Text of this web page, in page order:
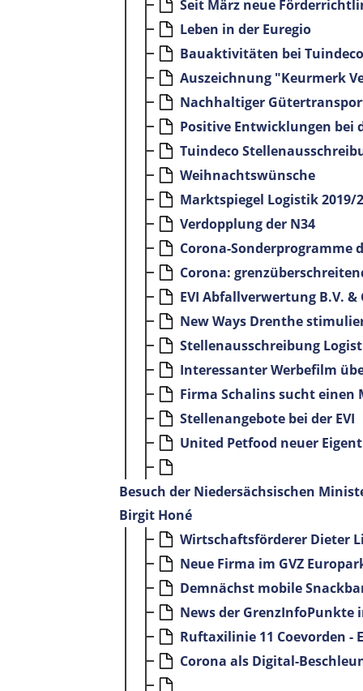
Seit März neue
Leben in der Euregio
Bauaktivitäten bei
Auszeichnung "Keurmerk
Nachhaltiger
Positive Entwicklungen bei
Tuindeco
Weihnachtswünsche
Marktspiegel Logistik
Verdopplung der N34
Corona-Sonderprogramme
Corona:
EVI Abfallverwertung B.V. &
New Ways Drenthe
Stellenausschreibung
Interessanter Werbefilm
Firma Schalins sucht
Stellenangebote bei der EVI
United Petfood neuer
Besuch der Niedersächsischen
Birgit Honé
Wirtschaftsförderer Dieter
Neue Firma im GVZ
Demnächst mobile
News der GrenzInfoPunkte
Ruftaxilinie 11 Coevorden -
Corona als Digital-